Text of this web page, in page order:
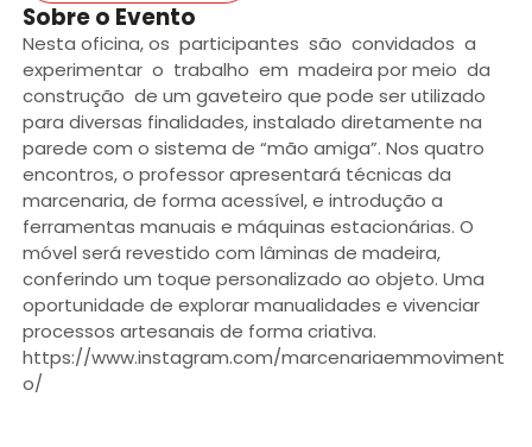
Sobre o Evento
Nesta oficina, os participantes são convidados a
experimentar o trabalho em madeira por meio da
construção de um gaveteiro que pode ser utilizado
para diversas finalidades, instalado diretamente na
parede com o sistema de “mão amiga”. Nos quatro
encontros, o professor apresentará técnicas da
marcenaria, de forma acessível, e introdução a
ferramentas manuais e máquinas estacionárias. O
móvel será revestido com lâminas de madeira,
conferindo um toque personalizado ao objeto. Uma
oportunidade de explorar manualidades e vivenciar
processos artesanais de forma criativa.
https://www.instagram.com/marcenariaemmoviment
o/